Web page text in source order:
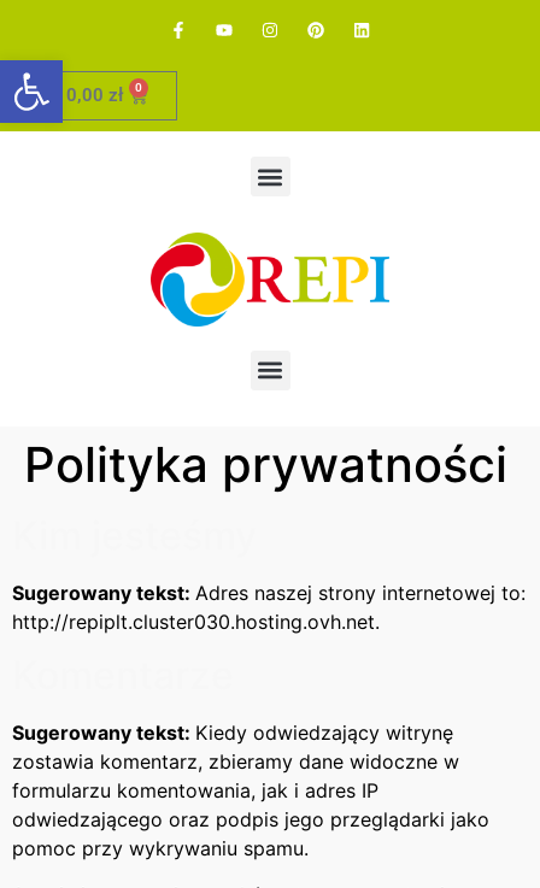
Otwórz pasek narzędzi
0,00 zł 0
Polityka prywatności
Sugerowany tekst: Adres naszej strony internetowej to:
http://repiplt.cluster030.hosting.ovh.net.
Sugerowany tekst: Kiedy odwiedzający witrynę
zostawia komentarz, zbieramy dane widoczne w
formularzu komentowania, jak i adres IP
odwiedzającego oraz podpis jego przeglądarki jako
pomoc przy wykrywaniu spamu.